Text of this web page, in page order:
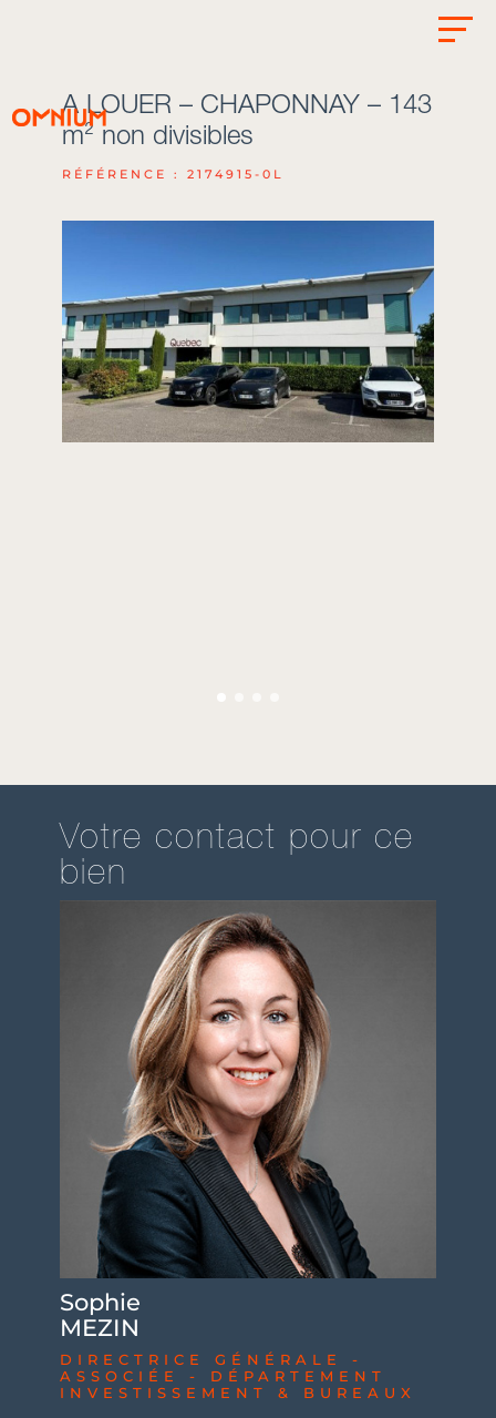
A LOUER – CHAPONNAY – 143
m² non divisibles
RÉFÉRENCE : 2174915-0L
Votre contact pour ce
bien
Sophie
MEZIN
DIRECTRICE GÉNÉRALE -
ASSOCIÉE - DÉPARTEMENT
INVESTISSEMENT & BUREAUX